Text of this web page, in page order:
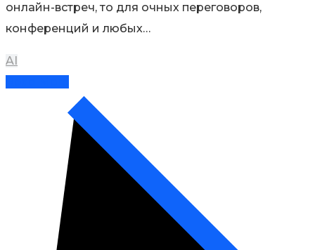
онлайн-встреч, то для очных переговоров,
конференций и любых…
AI